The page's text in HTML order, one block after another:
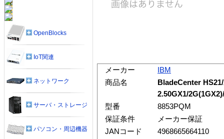
メーカー
IBM
商品名
BladeCenter
2.50GX1/
型番
8853PQM
保証条件
メーカー保証
JANコード
4968665664110
OpenBlocks
IoT関連
ネットワーク
サーバ・ストレージ
パソコン・周辺機器